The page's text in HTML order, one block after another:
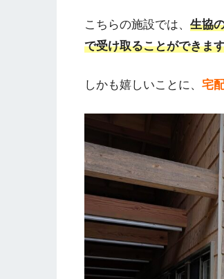
こちらの施設では、 生協
で受け取ることができま
しかも嬉しいことに、 宅